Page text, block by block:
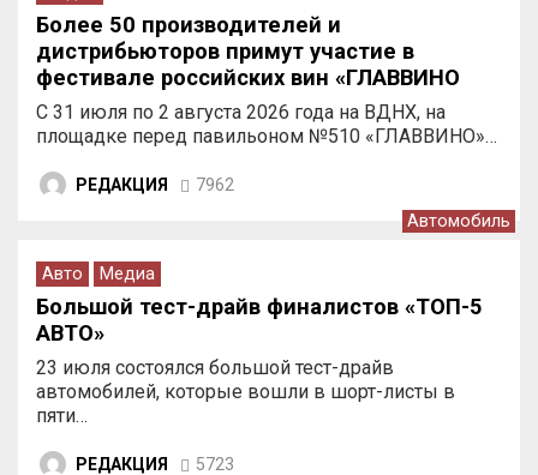
Более 50 производителей и
дистрибьюторов примут участие в
фестивале российских вин «ГЛАВВИНО
ФЕСТ 2026» на ВДНХ
С 31 июля по 2 августа 2026 года на ВДНХ, на
площадке перед павильоном №510 «ГЛАВВИНО»…
РЕДАКЦИЯ 7962
Автомобиль
Авто Медиа
Большой тест-драйв финалистов «ТОП-5
АВТО»
23 июля состоялся большой тест-драйв
автомобилей, которые вошли в шорт-листы в
пяти…
РЕДАКЦИЯ 5723